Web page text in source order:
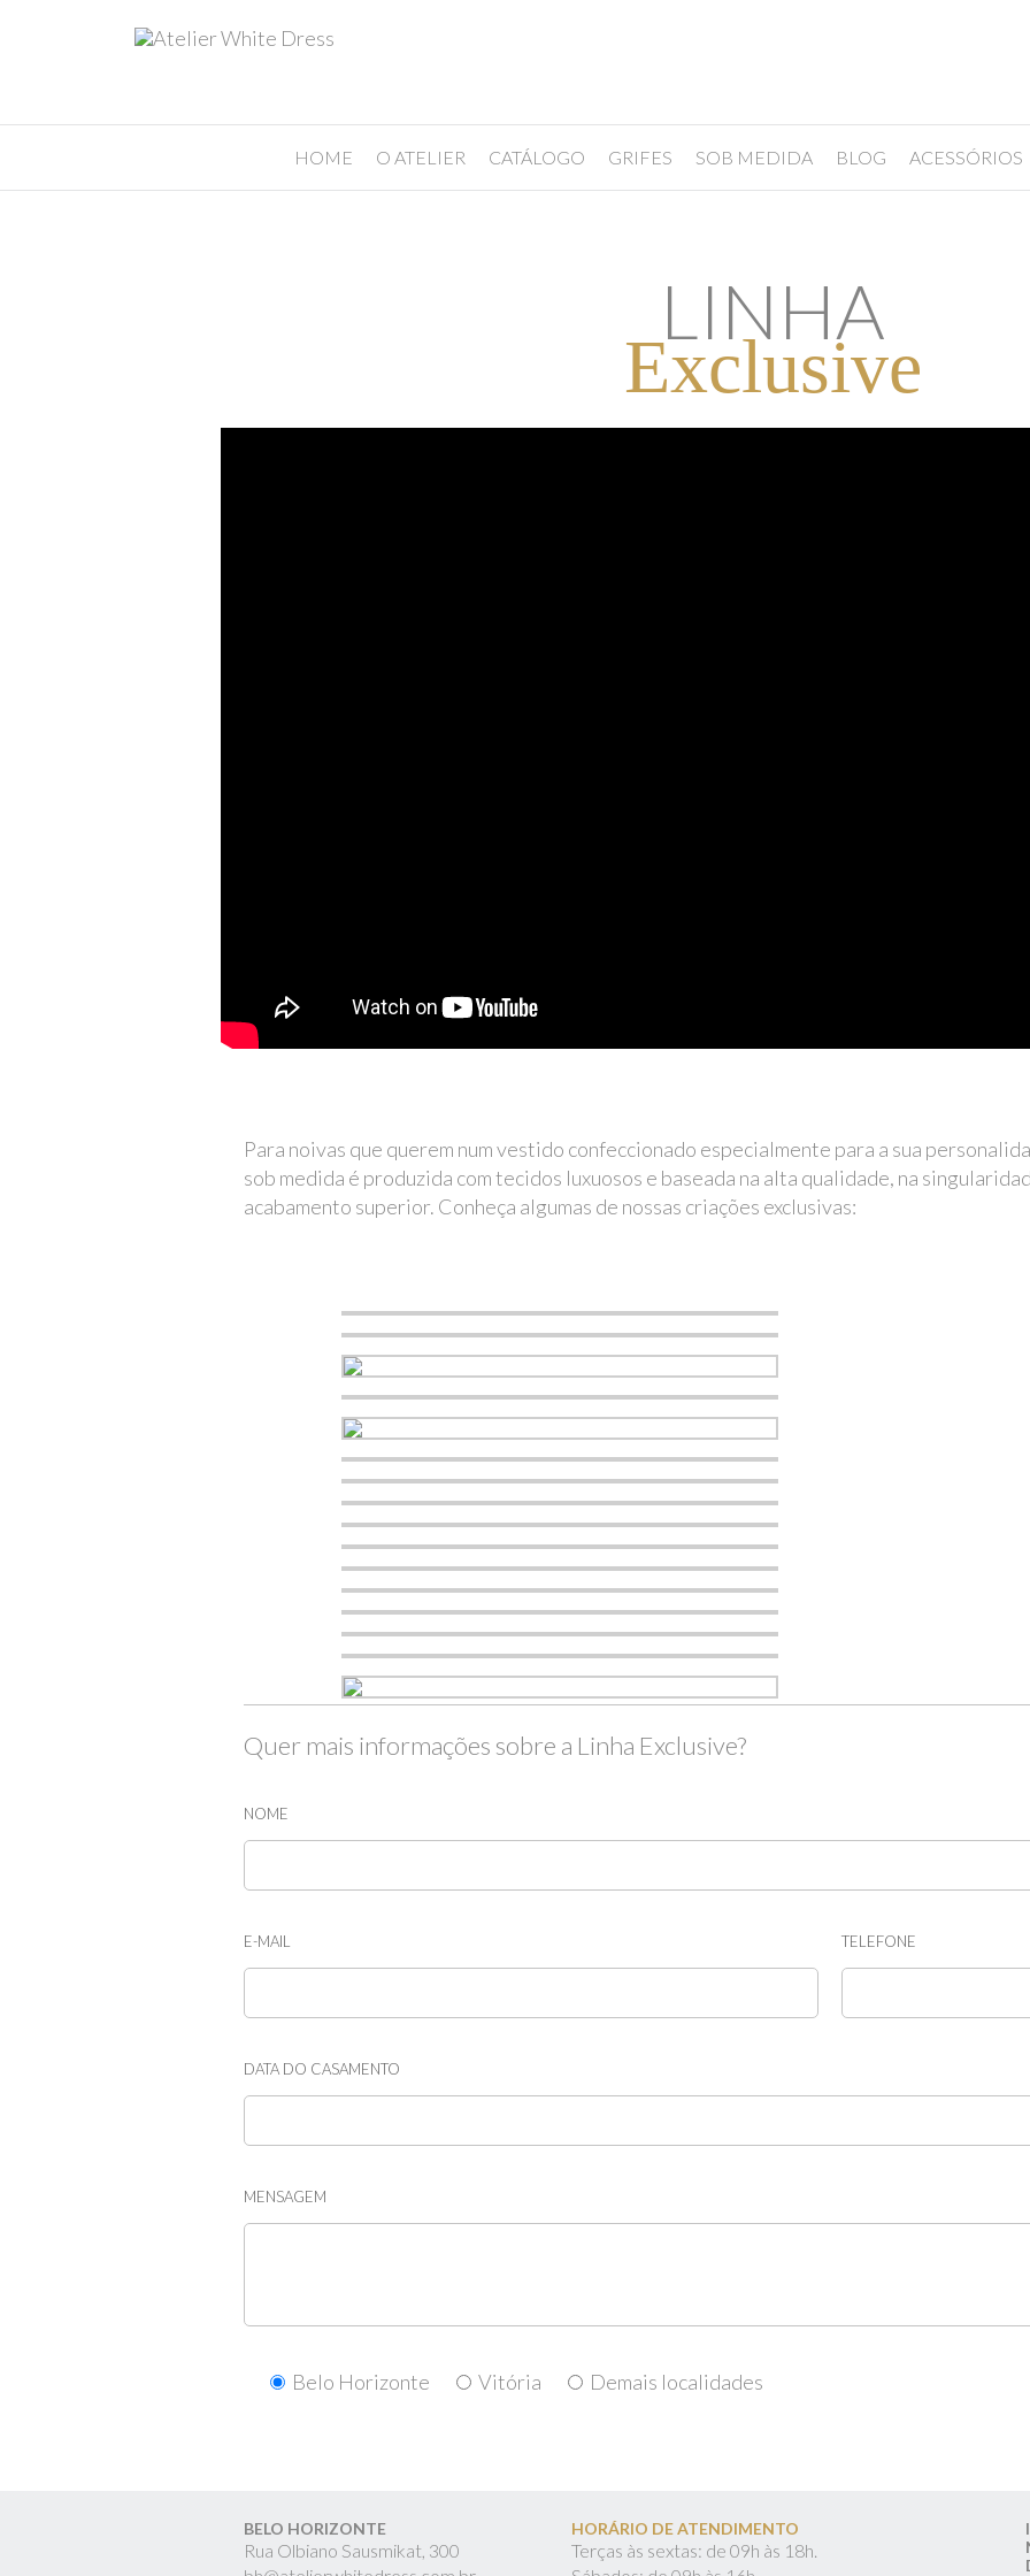
HOME O ATELIER CATÁLOGO GRIFES SOB MEDIDA BLOG ACESSÓRIOS
LINHA
Exclusive
Para noivas que querem num vestido confeccionado especialmente para a sua
sob medida é produzida com tecidos luxuosos e baseada na alta qualidade, na
acabamento superior. Conheça algumas de nossas criações exclusivas:
Quer mais informações sobre a Linha Exclusive?
NOME
E-MAIL TELEFONE
DATA DO CASAMENTO
MENSAGEM
Belo Horizonte Vitória Demais localidades
BELO HORIZONTE
Rua Olbiano Sausmikat, 300
HORÁRIO DE ATENDIMENTO
Terças às sextas: de 09h às 18h.